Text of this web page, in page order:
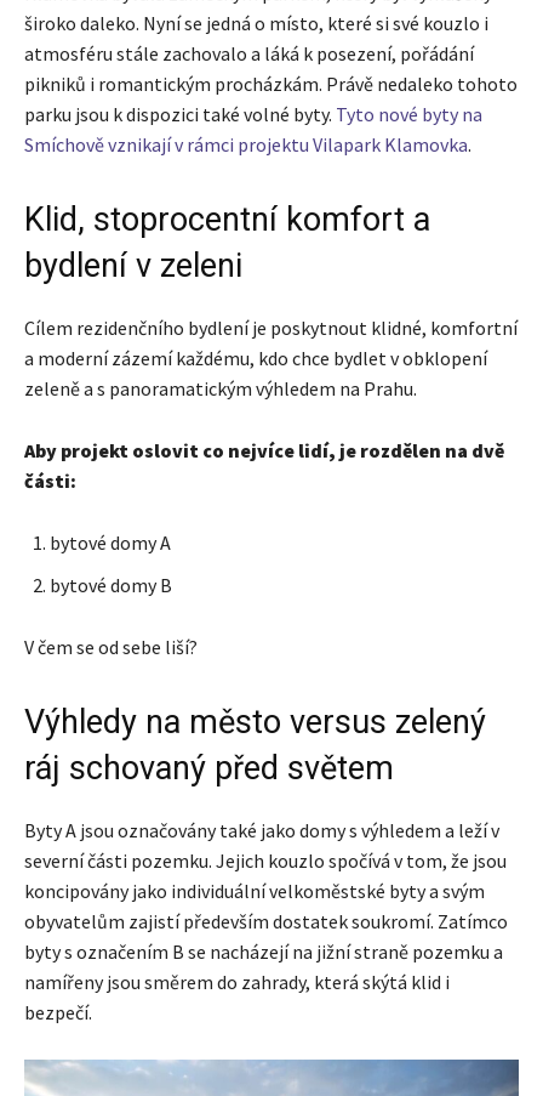
široko daleko. Nyní se jedná o místo, které si své kouzlo i
atmosféru stále zachovalo a láká k posezení, pořádání
pikniků i romantickým procházkám. Právě nedaleko tohoto
parku jsou k dispozici také volné byty. Tyto nové byty na
Smíchově vznikají v rámci projektu Vilapark Klamovka.
Klid, stoprocentní komfort a
bydlení v zeleni
Cílem rezidenčního bydlení je poskytnout klidné, komfortní
a moderní zázemí každému, kdo chce bydlet v obklopení
zeleně a s panoramatickým výhledem na Prahu.
Aby projekt oslovit co nejvíce lidí, je rozdělen na dvě
části:
bytové domy A
bytové domy B
V čem se od sebe liší?
Výhledy na město versus zelený
ráj schovaný před světem
Byty A jsou označovány také jako domy s výhledem a leží v
severní části pozemku. Jejich kouzlo spočívá v tom, že jsou
koncipovány jako individuální velkoměstské byty a svým
obyvatelům zajistí především dostatek soukromí. Zatímco
byty s označením B se nacházejí na jižní straně pozemku a
namířeny jsou směrem do zahrady, která skýtá klid i
bezpečí.